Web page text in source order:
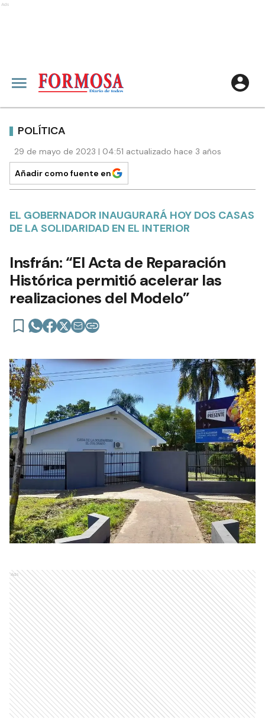
Ads
POLÍTICA
29 de mayo de 2023 | 04:51 actualizado hace 3 años
Añadir como fuente en
EL GOBERNADOR INAUGURARÁ HOY DOS CASAS
DE LA SOLIDARIDAD EN EL INTERIOR
Insfrán: “El Acta de Reparación
Histórica permitió acelerar las
realizaciones del Modelo”
Ads